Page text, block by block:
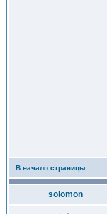
В начало страницы
solomon